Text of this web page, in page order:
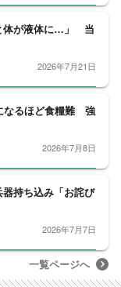
体が液体に…」 当
2026年7月21日
なるほど食糧難 強
2026年7月8日
持ち込み「お詫び
2026年7月7日
一覧ページへ